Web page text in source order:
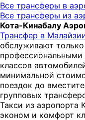
Все трансферы в
Все трансферы из
Кота-Кинабалу
Трансфер в
обслуживают
классов
минимальной
поездок до
групповых
Такси из аэропорта
эконом и комфорт